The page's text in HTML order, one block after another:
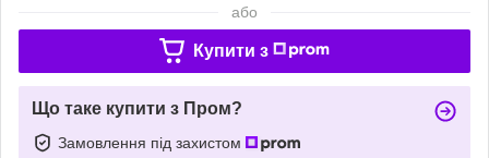
або
Купити з
Що таке купити з Пром?
Замовлення під захистом